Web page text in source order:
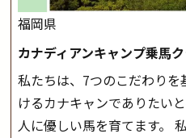
福岡県
カナディアンキャンプ乗馬
私たちは、7つのこだわり
けるカナキャンでありたい
人に優しい馬を育てます。